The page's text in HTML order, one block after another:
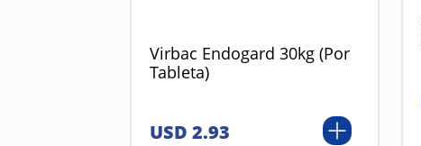
Virbac Endogard 30kg (Por
Tableta)
USD 2.93